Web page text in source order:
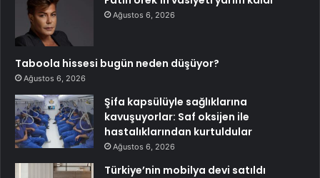
Ağustos 6, 2026
Taboola hissesi bugün neden düşüyor?
Ağustos 6, 2026
Şifa kapsülüyle sağlıklarına
kavuşuyorlar: Saf oksijen ile
hastalıklarından kurtuldular
Ağustos 6, 2026
Türkiye’nin mobilya devi satıldı